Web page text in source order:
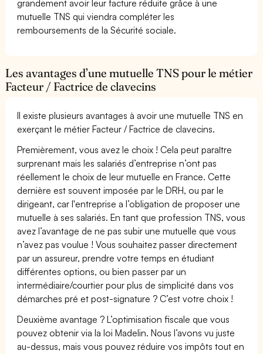
grandement avoir leur facture réduite grâce à une
mutuelle TNS qui viendra compléter les
remboursements de la Sécurité sociale.
Les avantages d’une mutuelle TNS pour le métier
Facteur / Factrice de clavecins
Il existe plusieurs avantages à avoir une mutuelle TNS en
exerçant le métier Facteur / Factrice de clavecins.
Premièrement, vous avez le choix ! Cela peut paraître
surprenant mais les salariés d’entreprise n’ont pas
réellement le choix de leur mutuelle en France. Cette
dernière est souvent imposée par le DRH, ou par le
dirigeant, car l'entreprise a l’obligation de proposer une
mutuelle à ses salariés. En tant que profession TNS, vous
avez l’avantage de ne pas subir une mutuelle que vous
n’avez pas voulue ! Vous souhaitez passer directement
par un assureur, prendre votre temps en étudiant
différentes options, ou bien passer par un
intermédiaire/courtier pour plus de simplicité dans vos
démarches pré et post-signature ? C’est votre choix !
Deuxième avantage ? L’optimisation fiscale que vous
pouvez obtenir via la loi Madelin. Nous l’avons vu juste
au-dessus, mais vous pouvez réduire vos impôts tout en